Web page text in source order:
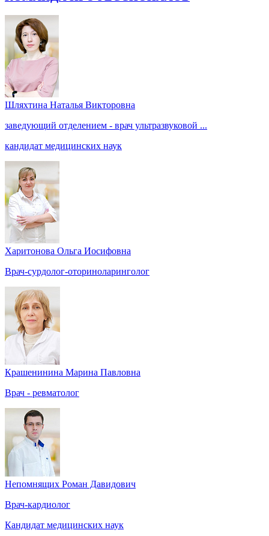
Шляхтина Наталья Викторовна
заведующий отделением - врач ультразвуковой ...
кандидат медицинских наук
Харитонова Ольга Иосифовна
Врач-сурдолог-оториноларинголог
Крашенинина Марина Павловна
Врач - ревматолог
Непомнящих Роман Давидович
Врач-кардиолог
Кандидат медицинских наук